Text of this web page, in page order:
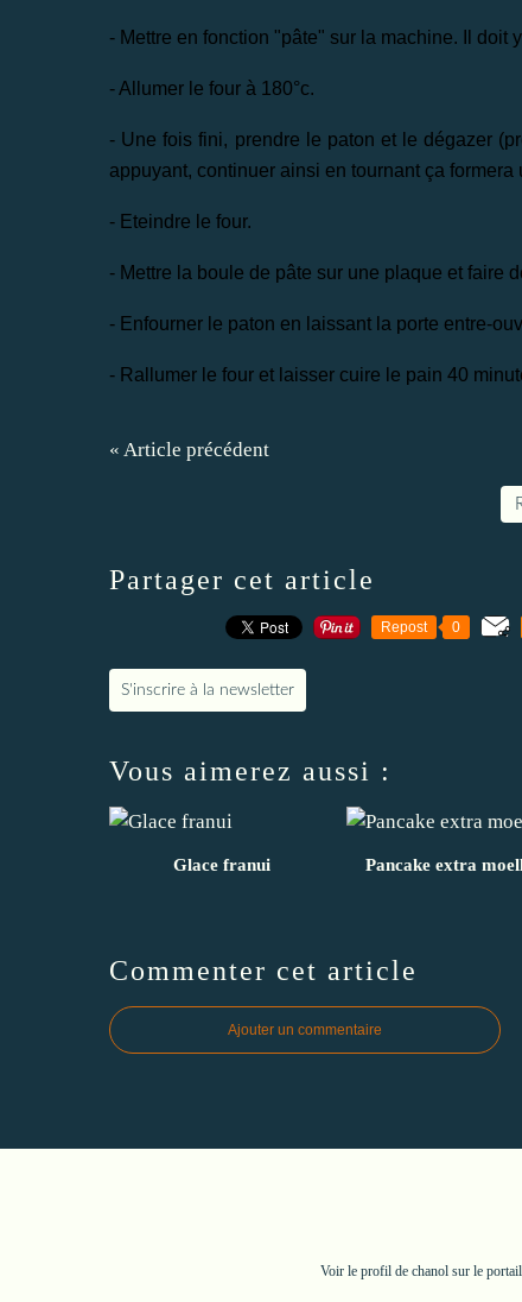
- Mettre en fonction "pâte" sur la machine. Il doit
- Allumer le four à 180°c.
- Une fois fini, prendre le paton et le dégazer
appuyant, continuer ainsi en tournant ça formera
- Eteindre le four.
- Mettre la boule de pâte sur une plaque et faire
- Enfourner le paton en laissant la porte entre-
- Rallumer le four et laisser cuire le pain 40
« Article précédent
Partager cet article
Repost 0
S'inscrire à la newsletter
Vous aimerez aussi :
Glace franui
Pancake extra
Commenter cet article
Ajouter un commentaire
Voir le profil de chanolsur le